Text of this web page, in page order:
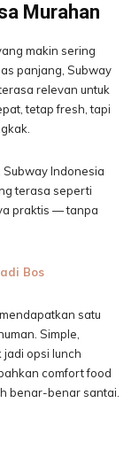
Murahan
makin sering
panjang, Subway
relevan untuk
tetap fresh, tapi
Subway Indonesia
terasa seperti
praktis — tanpa
Bos
satu
Simple,
jadi opsi lunch
comfort food
benar-benar santai.